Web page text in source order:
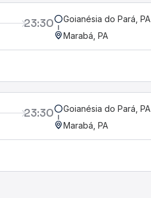
23:30
Goianésia do Pará, PA
Marabá, PA
23:30
Goianésia do Pará, PA
Marabá, PA